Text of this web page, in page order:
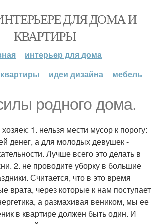
ДЛЯ ДОМА И
КВАРТИРЫ
интерьер для дома
идеи дизайна мебель
родного дома.
1. нельзя мести мусор к порогу:
денег, а для молодых девушек -
Лучше всего это делать в
2. не проводите уборку в большие
Считается, что в это время
врата, через которые к нам поступает
а размахивая веником, мы ее
в квартире должен быть один. И